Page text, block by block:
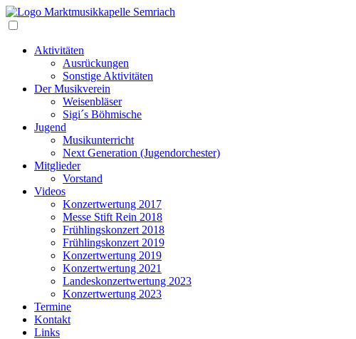
Zum
Inhalt
Aktivitäten
Ausrückungen
Sonstige Aktivitäten
Der Musikverein
Weisenbläser
Sigi´s Böhmische
Jugend
Musikunterricht
Next Generation (Jugendorchester)
Mitglieder
Vorstand
Videos
Konzertwertung 2017
Messe Stift Rein 2018
Frühlingskonzert 2018
Frühlingskonzert 2019
Konzertwertung 2019
Konzertwertung 2021
Landeskonzertwertung 2023
Konzertwertung 2023
Termine
Kontakt
Links